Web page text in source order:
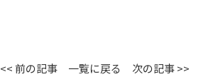
<< 前の記事 一覧に戻る 次の記事 >>